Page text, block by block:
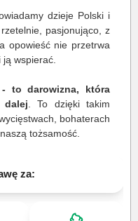
dzieje Polski i
pasjonująco, z
opowieść nie przetrwa
wspierać.
to darowizna, która
dalej . To dzięki takim
bohaterach
tożsamość.
za: